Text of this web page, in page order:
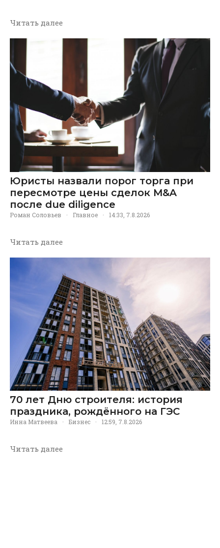
Читать далее
Юристы назвали порог торга при
пересмотре цены сделок M&A
после due diligence
Роман Соловьев · Главное · 14:33, 7.8.2026
Читать далее
70 лет Дню строителя: история
праздника, рождённого на ГЭС
Инна Матвеева · Бизнес · 12:59, 7.8.2026
Читать далее